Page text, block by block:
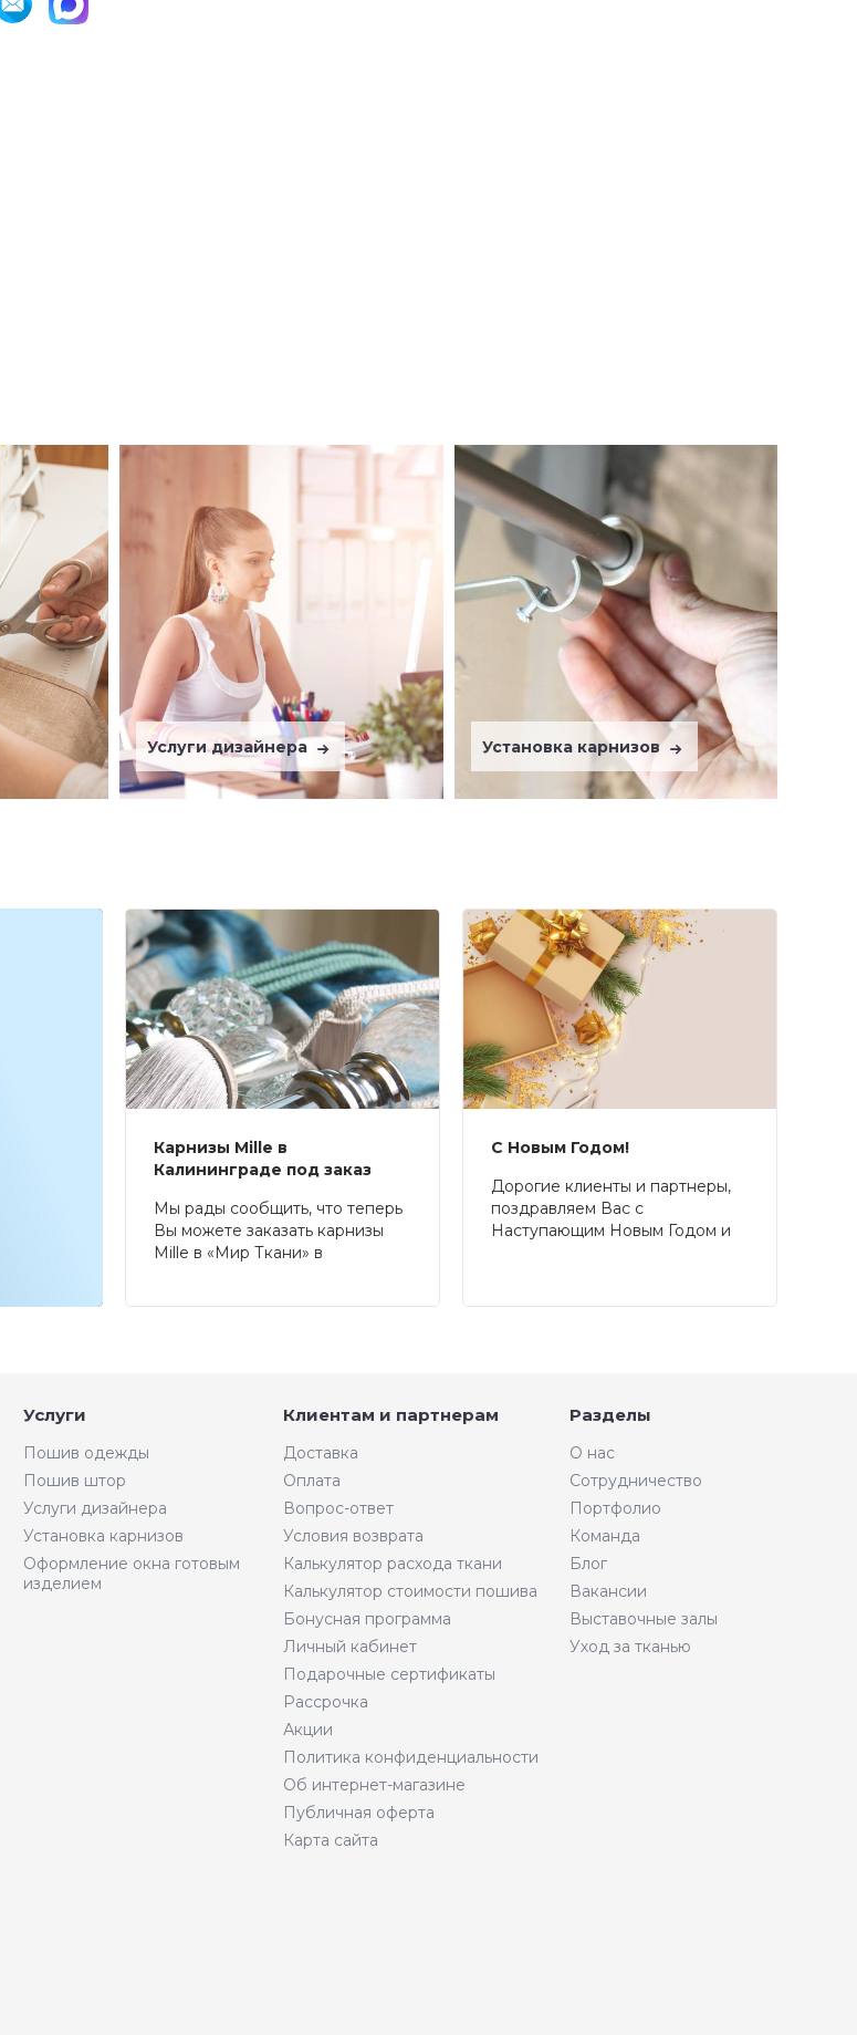
Услуги дизайнера Установка карнизов
Карнизы Mille в
Калининграде под заказ
Мы рады сообщить, что теперь
Вы можете заказать карнизы
Mille в «Мир Ткани» в
С Новым Годом!
Дорогие клиенты и партнеры,
поздравляем Вас с
Наступающим Новым Годом и
Услуги
Пошив одежды
Пошив штор
Услуги дизайнера
Установка карнизов
Оформление окна готовым
изделием
Клиентам и партнерам
Доставка
Оплата
Вопрос-ответ
Условия возврата
Калькулятор расхода ткани
Калькулятор стоимости пошива
Бонусная программа
Личный кабинет
Подарочные сертификаты
Рассрочка
Акции
Политика конфиденциальности
Об интернет-магазине
Публичная оферта
Карта сайта
Разделы
О нас
Сотрудничество
Портфолио
Команда
Блог
Вакансии
Выставочные залы
Уход за тканью